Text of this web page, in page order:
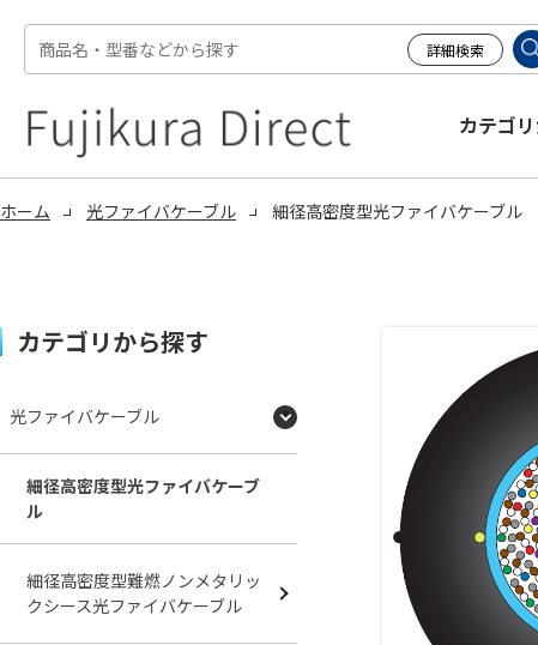
カテゴ
ホーム 光ファイバケーブル 細径高密度型光ファイバケーブル
カテゴリから探す
光ファイバケーブル
細径高密度型光ファイバケーブ
ル
細径高密度型難燃ノンメタリッ
クシース光ファイバケーブル